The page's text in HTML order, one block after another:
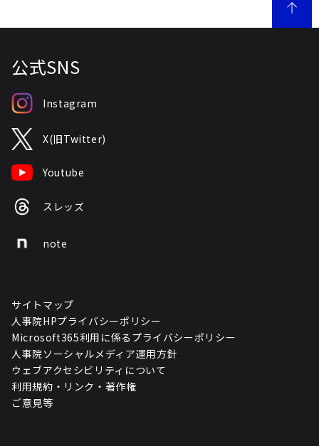
公式SNS
Instagram
X(旧Twitter)
Youtube
スレッズ
note
サイトマップ
人事院HPプライバシーポリシー
Microsoft365利用に係るプライバシーポリシー
人事院ソーシャルメディア運用方針
ウェブアクセシビリティについて
利用規約・リンク・著作権
ご意見等